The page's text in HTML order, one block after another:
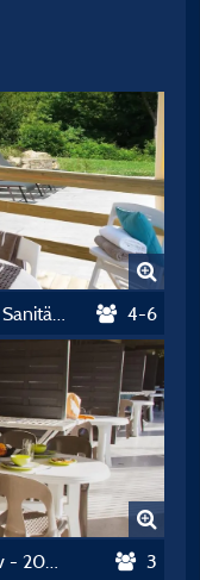
Tithome - 2 Zimmer - Gemeinsame Sanitäranlagen - 21M2 4-6
Studio Mit Balkon + Klimaanlage + Tv - 20M2 3